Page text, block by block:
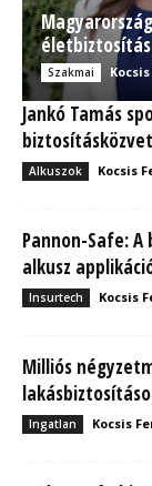
Szakmai
Jankó Tamás
Alkuszok Kocsis
Pannon-Safe:
alkusz
Insurtech Kocsis
Milliós
Ingatlan Kocsis